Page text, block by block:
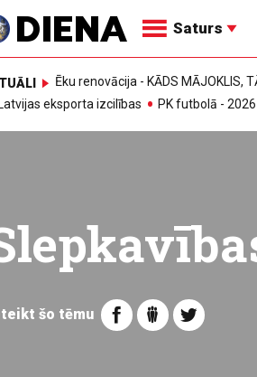
Saturs
Ēku renovācija - KĀDS MĀJOKLIS,
Latvijas eksporta izcilības
PK futbolā - 2026
šo tēmu